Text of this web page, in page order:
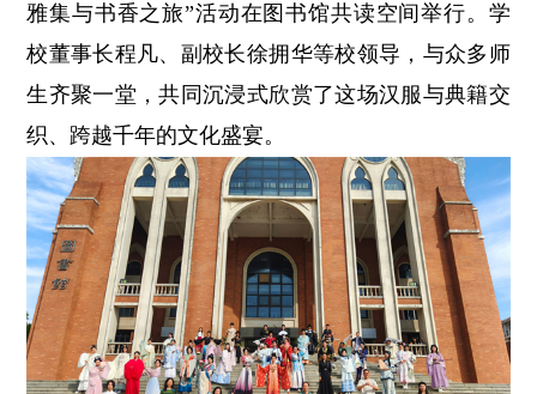
雅集与书香之旅”活动在图书馆共读空间举行。学
校董事长程凡、副校长徐拥华等校领导，与众多师
生齐聚一堂，共同沉浸式欣赏了这场汉服与典籍交
织、跨越千年的文化盛宴。